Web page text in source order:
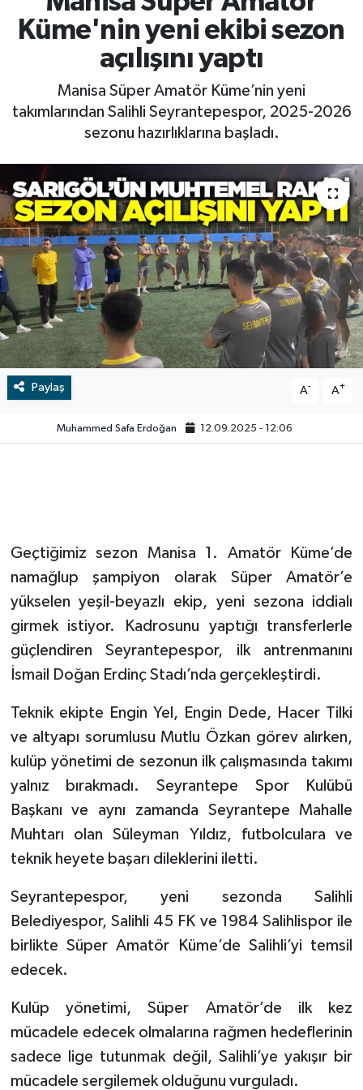
Küme'nin yeni ekibi sezon
açılışını yaptı
Manisa Süper Amatör Küme’nin yeni
takımlarından Salihli Seyrantepespor, 2025-2026
sezonu hazırlıklarına başladı.
Paylaş A- A+
Muhammed Safa Erdoğan 12.09.2025 - 12:06
Geçtiğimiz sezon Manisa 1. Amatör Küme’de
namağlup şampiyon olarak Süper Amatör’e
yükselen yeşil-beyazlı ekip, yeni sezona iddialı
girmek istiyor. Kadrosunu yaptığı transferlerle
güçlendiren Seyrantepespor, ilk antrenmanını
İsmail Doğan Erdinç Stadı’nda gerçekleştirdi.
Teknik ekipte Engin Yel, Engin Dede, Hacer Tilki
ve altyapı sorumlusu Mutlu Özkan görev alırken,
kulüp yönetimi de sezonun ilk çalışmasında takımı
yalnız bırakmadı. Seyrantepe Spor Kulübü
Başkanı ve aynı zamanda Seyrantepe Mahalle
Muhtarı olan Süleyman Yıldız, futbolculara ve
teknik heyete başarı dileklerini iletti.
Seyrantepespor, yeni sezonda Salihli
Belediyespor, Salihli 45 FK ve 1984 Salihlispor ile
birlikte Süper Amatör Küme’de Salihli’yi temsil
edecek.
Kulüp yönetimi, Süper Amatör’de ilk kez
mücadele edecek olmalarına rağmen hedeflerinin
sadece lige tutunmak değil, Salihli’ye yakışır bir
mücadele sergilemek olduğunu vurguladı.
RESMİ İLAN
BİLİM VE TEKNOLOJİ
RESMİ İLAN
Tarih
Dünya
İletişim
Künye
SPOR
Vefat
Video